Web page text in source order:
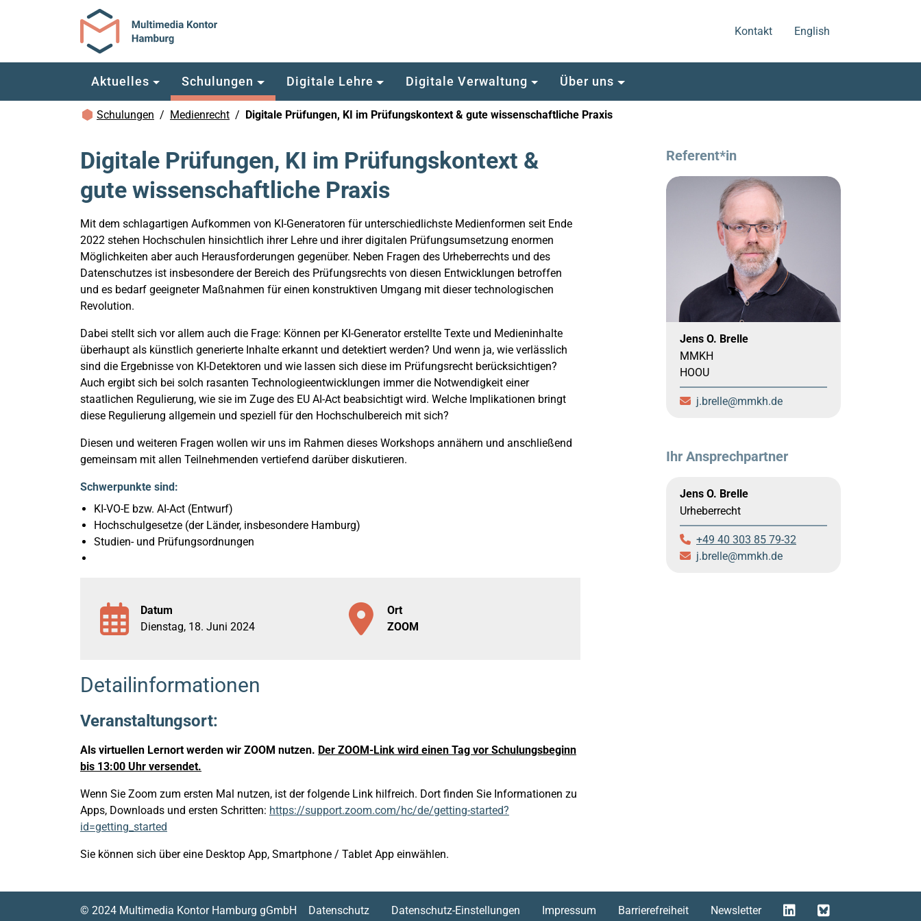
Zum Hauptinhalt springen
Kontakt. English
Aktuelles Schulungen Digitale Lehre Digitale Verwaltung Über uns
Brotkrümelnavigation
Schulungen Medienrecht Digitale Prüfungen, KI im Prüfungskontext & gute wissenschaftliche Praxis
Digitale Prüfungen, KI im Prüfungskontext &
gute wissenschaftliche Praxis
Mit dem schlagartigen Aufkommen von KI-Generatoren für unterschiedlichste Medienformen seit Ende
2022 stehen Hochschulen hinsichtlich ihrer Lehre und ihrer digitalen Prüfungsumsetzung enormen
Möglichkeiten aber auch Herausforderungen gegenüber. Neben Fragen des Urheberrechts und des
Datenschutzes ist insbesondere der Bereich des Prüfungsrechts von diesen Entwicklungen betroffen
und es bedarf geeigneter Maßnahmen für einen konstruktiven Umgang mit dieser technologischen
Revolution.
Dabei stellt sich vor allem auch die Frage: Können per KI-Generator erstellte Texte und Medieninhalte
überhaupt als künstlich generierte Inhalte erkannt und detektiert werden? Und wenn ja, wie verlässlich
sind die Ergebnisse von KI-Detektoren und wie lassen sich diese im Prüfungsrecht berücksichtigen?
Auch ergibt sich bei solch rasanten Technologieentwicklungen immer die Notwendigkeit einer
staatlichen Regulierung, wie sie im Zuge des EU AI-Act beabsichtigt wird. Welche Implikationen bringt
diese Regulierung allgemein und speziell für den Hochschulbereich mit sich?
Diesen und weiteren Fragen wollen wir uns im Rahmen dieses Workshops annähern und anschließend
gemeinsam mit allen Teilnehmenden vertiefend darüber diskutieren.
Schwerpunkte sind:
KI-VO-E bzw. AI-Act (Entwurf)
Hochschulgesetze (der Länder, insbesondere Hamburg)
Studien- und Prüfungsordnungen
Datum
Dienstag, 18. Juni 2024
Ort
ZOOM
Detailinformationen
Veranstaltungsort:
Als virtuellen Lernort werden wir ZOOM nutzen. Der ZOOM-Link wird einen Tag vor Schulungsbeginn
bis 13:00 Uhr versendet.
Wenn Sie Zoom zum ersten Mal nutzen, ist der folgende Link hilfreich. Dort finden Sie Informationen zu
Apps, Downloads und ersten Schritten: https://support.zoom.com/hc/de/getting-started?
id=getting_started
Sie können sich über eine Desktop App, Smartphone / Tablet App einwählen.
Referent*in
Jens O. Brelle
MMKH
HOOU
j.brelle mmkh.de
Ihr Ansprechpartner
Jens O. Brelle
Urheberrecht
+49 40 303 85 79-32
j.brelle
mmkh.de
© 2024 Multimedia Kontor Hamburg gGmbH Datenschutz Datenschutz-Einstellungen Impressum Barrierefreiheit Newsletter